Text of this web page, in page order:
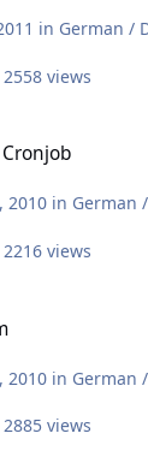
in German /
2558 views
2010 in German
2216 views
2010 in German
2885 views